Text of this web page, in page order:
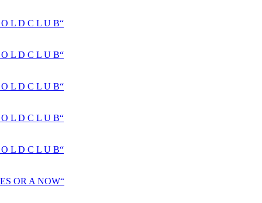
L D C L U B“
L D C L U B“
L D C L U B“
L D C L U B“
L D C L U B“
OR A NOW“